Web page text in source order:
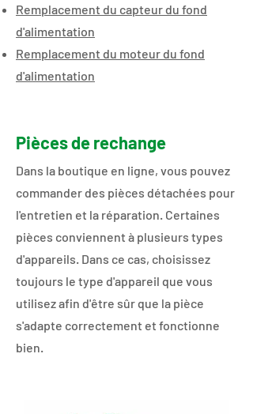
Remplacement du capteur du fond
d'alimentation
Remplacement du moteur du fond
d'alimentation​​
Pièces de rechange
Dans la boutique en ligne, vous pouvez
commander des pièces détachées pour
l'entretien et la réparation. Certaines
pièces conviennent à plusieurs types
d'appareils. Dans ce cas, choisissez
toujours le type d'appareil que vous
utilisez afin d'être sûr que la pièce
s'adapte correctement et fonctionne
bien.